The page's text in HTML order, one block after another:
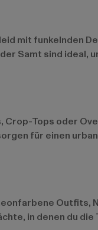
mit funkelnden
Samt sind ideal,
Tops oder
für einen
in denen du